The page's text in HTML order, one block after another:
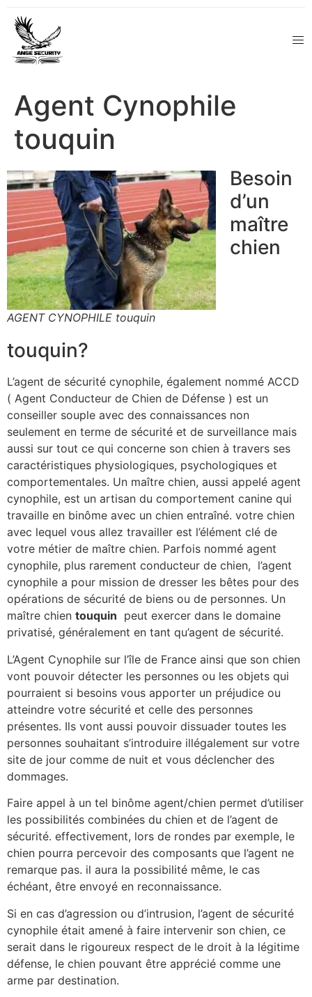
Agent Cynophile
touquin
AGENT CYNOPHILE touquin
Besoin
d’un
maître
chien
touquin?
L’agent de sécurité cynophile, également nommé ACCD
( Agent Conducteur de Chien de Défense ) est un
conseiller souple avec des connaissances non
seulement en terme de sécurité et de surveillance mais
aussi sur tout ce qui concerne son chien à travers ses
caractéristiques physiologiques, psychologiques et
comportementales. Un maître chien, aussi appelé agent
cynophile, est un artisan du comportement canine qui
travaille en binôme avec un chien entraîné. votre chien
avec lequel vous allez travailler est l’élément clé de
votre métier de maître chien. Parfois nommé agent
cynophile, plus rarement conducteur de chien, l’agent
cynophile a pour mission de dresser les bêtes pour des
opérations de sécurité de biens ou de personnes. Un
maître chien touquin peut exercer dans le domaine
privatisé, généralement en tant qu’agent de sécurité.
L’Agent Cynophile sur l’île de France ainsi que son chien
vont pouvoir détecter les personnes ou les objets qui
pourraient si besoins vous apporter un préjudice ou
atteindre votre sécurité et celle des personnes
présentes. Ils vont aussi pouvoir dissuader toutes les
personnes souhaitant s’introduire illégalement sur votre
site de jour comme de nuit et vous déclencher des
dommages.
Faire appel à un tel binôme agent/chien permet d’utiliser
les possibilités combinées du chien et de l’agent de
sécurité. effectivement, lors de rondes par exemple, le
chien pourra percevoir des composants que l’agent ne
remarque pas. il aura la possibilité même, le cas
échéant, être envoyé en reconnaissance.
Si en cas d’agression ou d’intrusion, l’agent de sécurité
cynophile était amené à faire intervenir son chien, ce
serait dans le rigoureux respect de le droit à la légitime
défense, le chien pouvant être apprécié comme une
arme par destination.